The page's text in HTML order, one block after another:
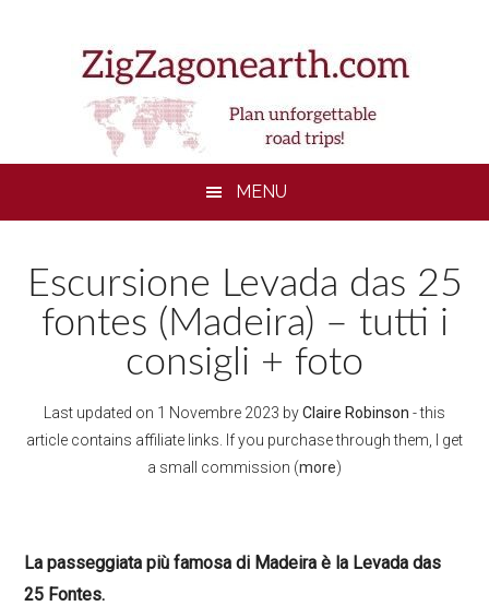
MENU
Escursione Levada das 25
fontes (Madeira) – tutti i
consigli + foto
Last updated on 1 Novembre 2023 byClaire Robinson - this
article contains affiliate links. If you purchase through them, I get
a small commission (more)
La passeggiata più famosa di Madeira è la Levada das
25 Fontes.